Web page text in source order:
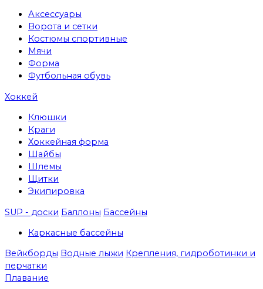
Аксессуары
Ворота и сетки
Костюмы спортивные
Мячи
Форма
Футбольная обувь
Хоккей
Клюшки
Краги
Хоккейная форма
Шайбы
Шлемы
Щитки
Экипировка
SUP - доски Баллоны Бассейны
Каркасные бассейны
Вейкборды Водные лыжи Крепления, гидроботинки и
перчатки
Плавание